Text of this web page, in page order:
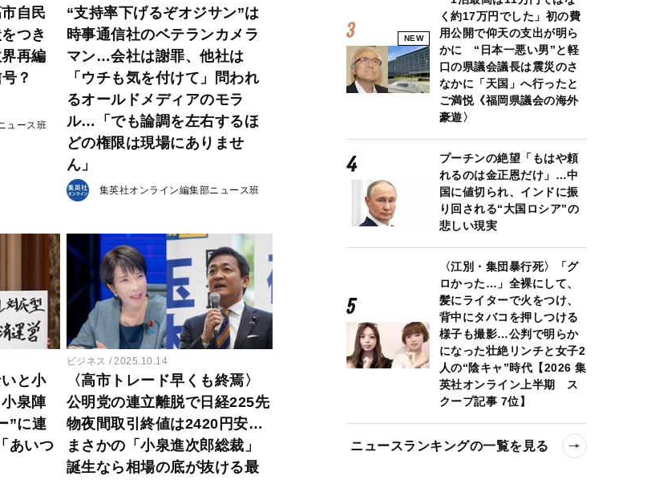
自民
つき
再編
？
ュース班
“支持率下げるぞオジサン”は
時事通信社のベテランカメラ
マン…会社は謝罪、他社は
「ウチも気を付けて」問われ
るオールドメディアのモラ
ル…「でも論調を左右するほ
どの権限は現場にありませ
ん」
集英社オンライン編集部ニュース班
いと小
泉陣
”に連
あいつ
ビジネス 2025.10.14
〈高市トレード早くも終焉〉
公明党の連立離脱で日経225先
物夜間取引終値は2420円安…
まさかの「小泉進次郎総裁」
誕生なら相場の底が抜ける最
NEW
く約17万円でした」初の費
用公開で仰天の支出が明ら
かに “日本一悪い男”と軽
口の県議会議長は震災のさ
なかに「天国」へ行ったと
ご満悦《福岡県議会の海外
豪遊〉
プーチンの絶望「もはや頼
れるのは金正恩だけ」…中
国に値切られ、インドに振
り回される“大国ロシア”の
悲しい現実
〈江別・集団暴行死〉「グ
ロかった…」全裸にして、
髪にライターで火をつけ、
背中にタバコを押しつける
様子も撮影…公判で明らか
になった壮絶リンチと女子2
人の“陰キャ”時代【2026 集
英社オンライン上半期 ス
クープ記事 7位】
ニュースランキングの一覧を見る